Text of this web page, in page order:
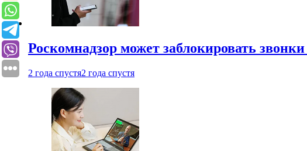
Роскомнадзор может заблокировать
2 года спустя2 года спустя